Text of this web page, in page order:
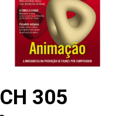
CH 305